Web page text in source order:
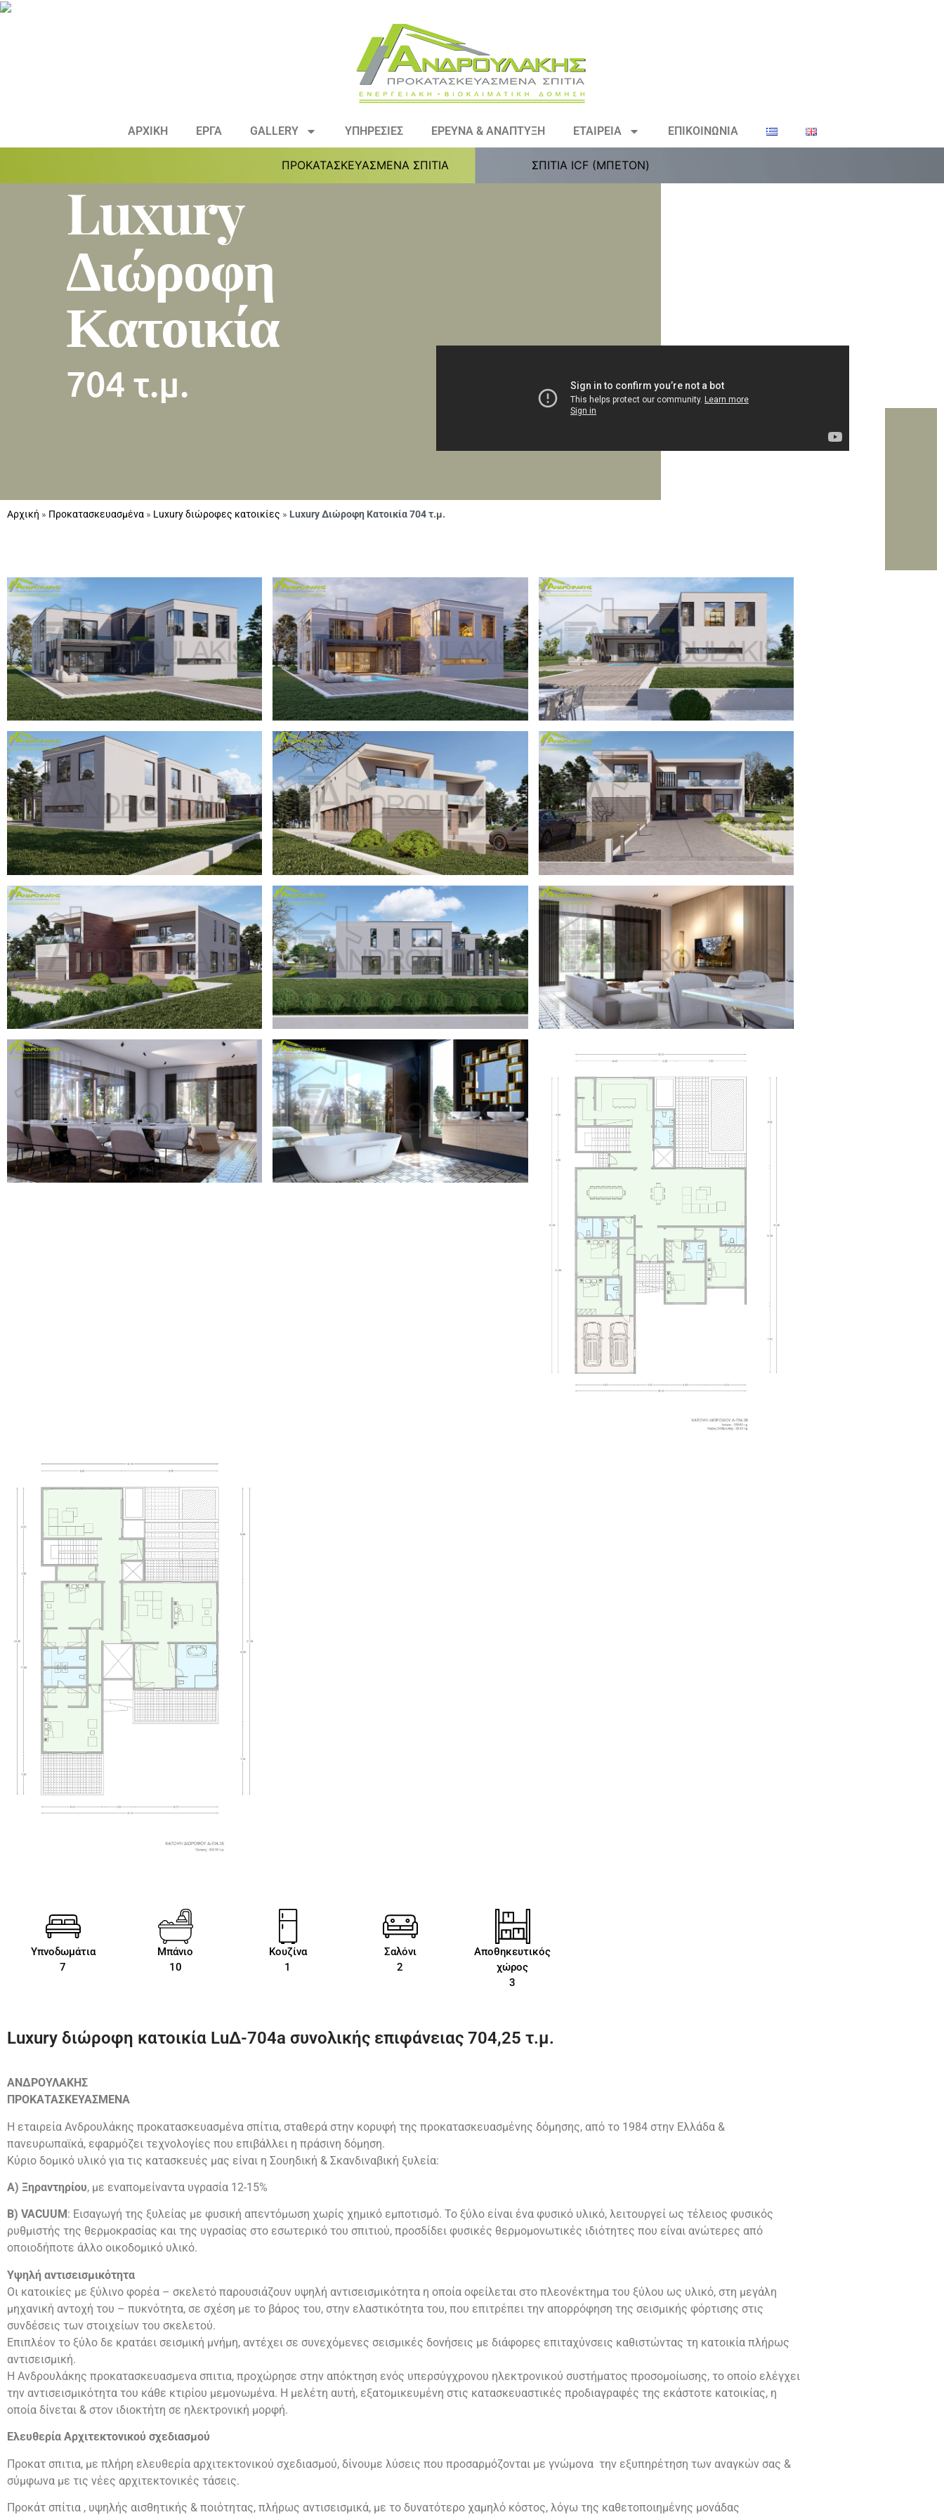
ΑΡΧΙΚΗ ΕΡΓΑ GALLERY ΥΠΗΡΕΣΙΕΣ ΕΡΕΥΝΑ & ΑΝΑΠΤΥΞΗ ΕΤΑΙΡΕΙΑ ΕΠΙΚΟΙΝΩΝΙΑ
ΠΡΟΚΑΤΑΣΚΕΥΑΣΜΕΝΑ ΣΠΙΤΙΑ ΣΠΙΤΙΑ ICF (ΜΠΕΤΟΝ)
Luxury
Διώροφη
Κατοικία
704 τ.μ.
Αρχική » Προκατασκευασμένα » Luxury διώροφες κατοικίες » Luxury Διώροφη Κατοικία 704 τ.μ.
Υπνοδωμάτια
7
Μπάνιο
10
Κουζίνα
1
Σαλόνι
2
Αποθηκευτικός
χώρος
3
Luxury διώροφη κατοικία LuΔ-704a συνολικής επιφάνειας 704,25 τ.μ.
ΑΝΔΡΟΥΛΑΚΗΣ
ΠΡΟΚΑΤΑΣΚΕΥΑΣΜΕΝΑ
Η εταιρεία Ανδρουλάκης προκατασκευασμένα σπίτια, σταθερά στην κορυφή της προκατασκευασμένης δόμησης, από το 1984 στην Ελλάδα &
πανευρωπαϊκά, εφαρμόζει τεχνολογίες που επιβάλλει η πράσινη δόμηση.
Κύριο δομικό υλικό για τις κατασκευές μας είναι η Σουηδική & Σκανδιναβική ξυλεία:
Α) Ξηραντηρίου, με εναπομείναντα υγρασία 12-15%
Β) VACUUM : Εισαγωγή της ξυλείας με φυσική απεντόμωση χωρίς χημικό εμποτισμό. Το ξύλο είναι ένα φυσικό υλικό, λειτουργεί ως τέλειος φυσικός
ρυθμιστής της θερμοκρασίας και της υγρασίας στο εσωτερικό του σπιτιού, προσδίδει φυσικές θερμομονωτικές ιδιότητες που είναι ανώτερες από
οποιοδήποτε άλλο οικοδομικό υλικό.
Υψηλή αντισεισμικότητα
Οι κατοικίες με ξύλινο φορέα – σκελετό παρουσιάζουν υψηλή αντισεισμικότητα η οποία οφείλεται στο πλεονέκτημα του ξύλου ως υλικό, στη μεγάλη
μηχανική αντοχή του – πυκνότητα, σε σχέση με το βάρος του, στην ελαστικότητα του, που επιτρέπει την απορρόφηση της σεισμικής φόρτισης στις
συνδέσεις των στοιχείων του σκελετού.
Επιπλέον το ξύλο δε κρατάει σεισμική μνήμη, αντέχει σε συνεχόμενες σεισμικές δονήσεις με διάφορες επιταχύνσεις καθιστώντας τη κατοικία πλήρως
αντισεισμική.
Η Ανδρουλάκης προκατασκευασμενα σπιτια, προχώρησε στην απόκτηση ενός υπερσύγχρονου ηλεκτρονικού συστήματος προσομοίωσης, το οποίο ελέγχει
την αντισεισμικότητα του κάθε κτιρίου μεμονωμένα. Η μελέτη αυτή, εξατομικευμένη στις κατασκευαστικές προδιαγραφές της εκάστοτε κατοικίας, η
οποία δίνεται & στον ιδιοκτήτη σε ηλεκτρονική μορφή.
Ελευθερία Αρχιτεκτονικού σχεδιασμού
Προκατ σπιτια, με πλήρη ελευθερία αρχιτεκτονικού σχεδιασμού, δίνουμε λύσεις που προσαρμόζονται με γνώμονα την εξυπηρέτηση των αναγκών σας &
σύμφωνα με τις νέες αρχιτεκτονικές τάσεις.
Προκάτ σπίτια , υψηλής αισθητικής & ποιότητας, πλήρως αντισεισμικά, με το δυνατότερο χαμηλό κόστος, λόγω της καθετοποιημένης μονάδας